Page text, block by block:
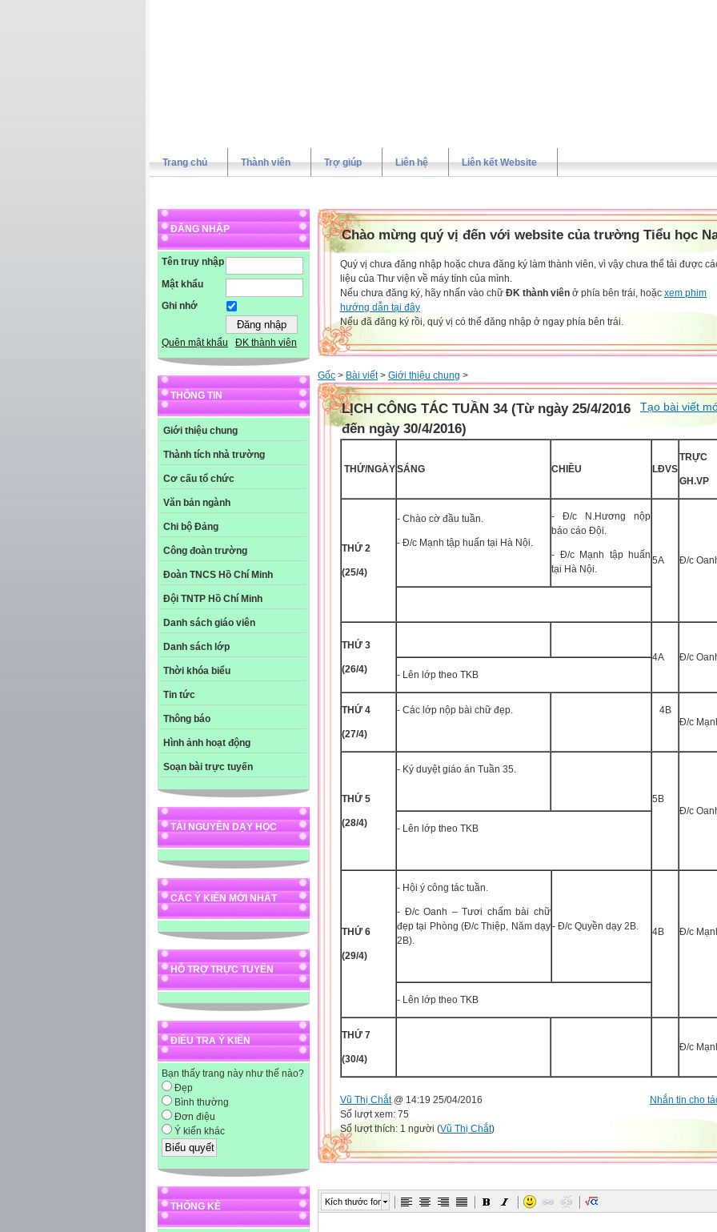
Trang chủ Thành viên Trợ giúp Liên hệ Liên kết Website
ĐĂNG NHẬP
Tên truy nhập
Mật khẩu
Ghi nhớ
Quên mật khẩu ĐK thành viên
THÔNG TIN
Giới thiệu chung
Thành tích nhà trường
Cơ cấu tổ chức
Văn bản ngành
Chi bộ Đảng
Công đoàn trường
Đoàn TNCS Hồ Chí Minh
Đội TNTP Hồ Chí Minh
Danh sách giáo viên
Danh sách lớp
Thời khóa biểu
Tin tức
Thông báo
Hình ảnh hoạt động
Soạn bài trực tuyến
TÀI NGUYÊN DẠY HỌC
CÁC Ý KIẾN MỚI NHẤT
HỖ TRỢ TRỰC TUYẾN
ĐIỀU TRA Ý KIẾN
Bạn thấy trang này như thế nào?
Đẹp
Bình thường
Đơn điệu
Ý kiến khác
THỐNG KÊ
Chào mừng quý vị đến với website của trường Tiểu học
Quý vị chưa đăng nhập hoặc chưa đăng ký làm thành viên, vì vậy chưa thể tải được
liệu của Thư viện về máy tính của mình.
Nếu chưa đăng ký, hãy nhấn vào chữ ĐK thành viên ở phía bên trái, hoặc xem phim
hướng dẫn tại đây
Nếu đã đăng ký rồi, quý vị có thể đăng nhập ở ngay phía bên trái.
Gốc > Bài viết> Giới thiệu chung >
Tạo bài viết
LỊCH CÔNG TÁC TUẦN 34 (Từ ngày 25/4/2016
đến ngày 30/4/2016)
THỨ/NGÀYSÁNG CHIỀU LĐVS
TRỰC
GH.VP
THỨ 2
(25/4)
- Chào cờ đầu tuần.
- Đ/c Mạnh tập huấn tại Hà Nội.
- Đ/c N.Hương nộp
báo cáo Đội.
- Đ/c Mạnh tập huấn
tại Hà Nội.
5A Đ/c
THỨ 3
(26/4)
4A
Đ/c
- Lên lớp theo TKB
THỨ 4
(27/4)
- Các lớp nộp bài chữ đẹp.
4B
Đ/c
THỨ 5
(28/4)
- Ký duyệt giáo án Tuần 35.
5B
Đ/c
- Lên lớp theo TKB
THỨ 6
(29/4)
- Hội ý công tác tuần.
- Đ/c Oanh – Tươi chấm bài chữ
đẹp tại Phòng (Đ/c Thiệp, Năm dạy
2B).
- Đ/c Quyền dạy 2B. 4B Đ/c
- Lên lớp theo TKB
THỨ 7
(30/4)
Đ/c
Nhắn tin cho
Vũ Thị Chắt@ 14:19 25/04/2016
Số lượt xem: 75
Số lượt thích: 1 người (Vũ Thị Chắt)
Kích thước font